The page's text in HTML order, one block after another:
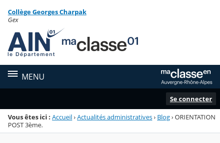
Menu de la rubrique
Contenu
Collège Georges Charpak
Gex
MENU
Se connecter
Vous êtes ici : Accueil›Actualités administratives› Blog›ORIENTATION
POST 3ème.